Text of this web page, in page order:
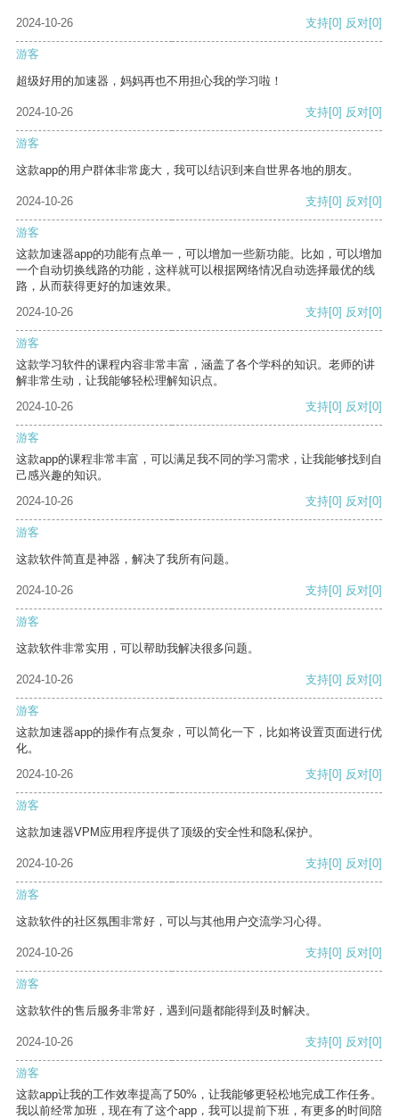
2024-10-26 支持[0] 反对[0]
游客
超级好用的加速器，妈妈再也不用担心我的学习啦！
2024-10-26 支持[0] 反对[0]
游客
这款app的用户群体非常庞大，我可以结识到来自世界各地的朋友。
2024-10-26 支持[0] 反对[0]
游客
这款加速器app的功能有点单一，可以增加一些新功能。比如，可以增加
一个自动切换线路的功能，这样就可以根据网络情况自动选择最优的线
路，从而获得更好的加速效果。
2024-10-26
支持[0] 反对[0]
游客
这款学习软件的课程内容非常丰富，涵盖了各个学科的知识。老师的讲
解非常生动，让我能够轻松理解知识点。
2024-10-26
支持[0] 反对[0]
游客
这款app的课程非常丰富，可以满足我不同的学习需求，让我能够找到自
己感兴趣的知识。
2024-10-26
支持[0] 反对[0]
游客
这款软件简直是神器，解决了我所有问题。
2024-10-26 支持[0] 反对[0]
游客
这款软件非常实用，可以帮助我解决很多问题。
2024-10-26 支持[0] 反对[0]
游客
这款加速器app的操作有点复杂，可以简化一下，比如将设置页面进行优
化。
2024-10-26
支持[0] 反对[0]
游客
这款加速器VPM应用程序提供了顶级的安全性和隐私保护。
2024-10-26 支持[0] 反对[0]
游客
这款软件的社区氛围非常好，可以与其他用户交流学习心得。
2024-10-26 支持[0] 反对[0]
游客
这款软件的售后服务非常好，遇到问题都能得到及时解决。
2024-10-26 支持[0] 反对[0]
游客
这款app让我的工作效率提高了50%，让我能够更轻松地完成工作任务。
我以前经常加班，现在有了这个app，我可以提前下班，有更多的时间陪